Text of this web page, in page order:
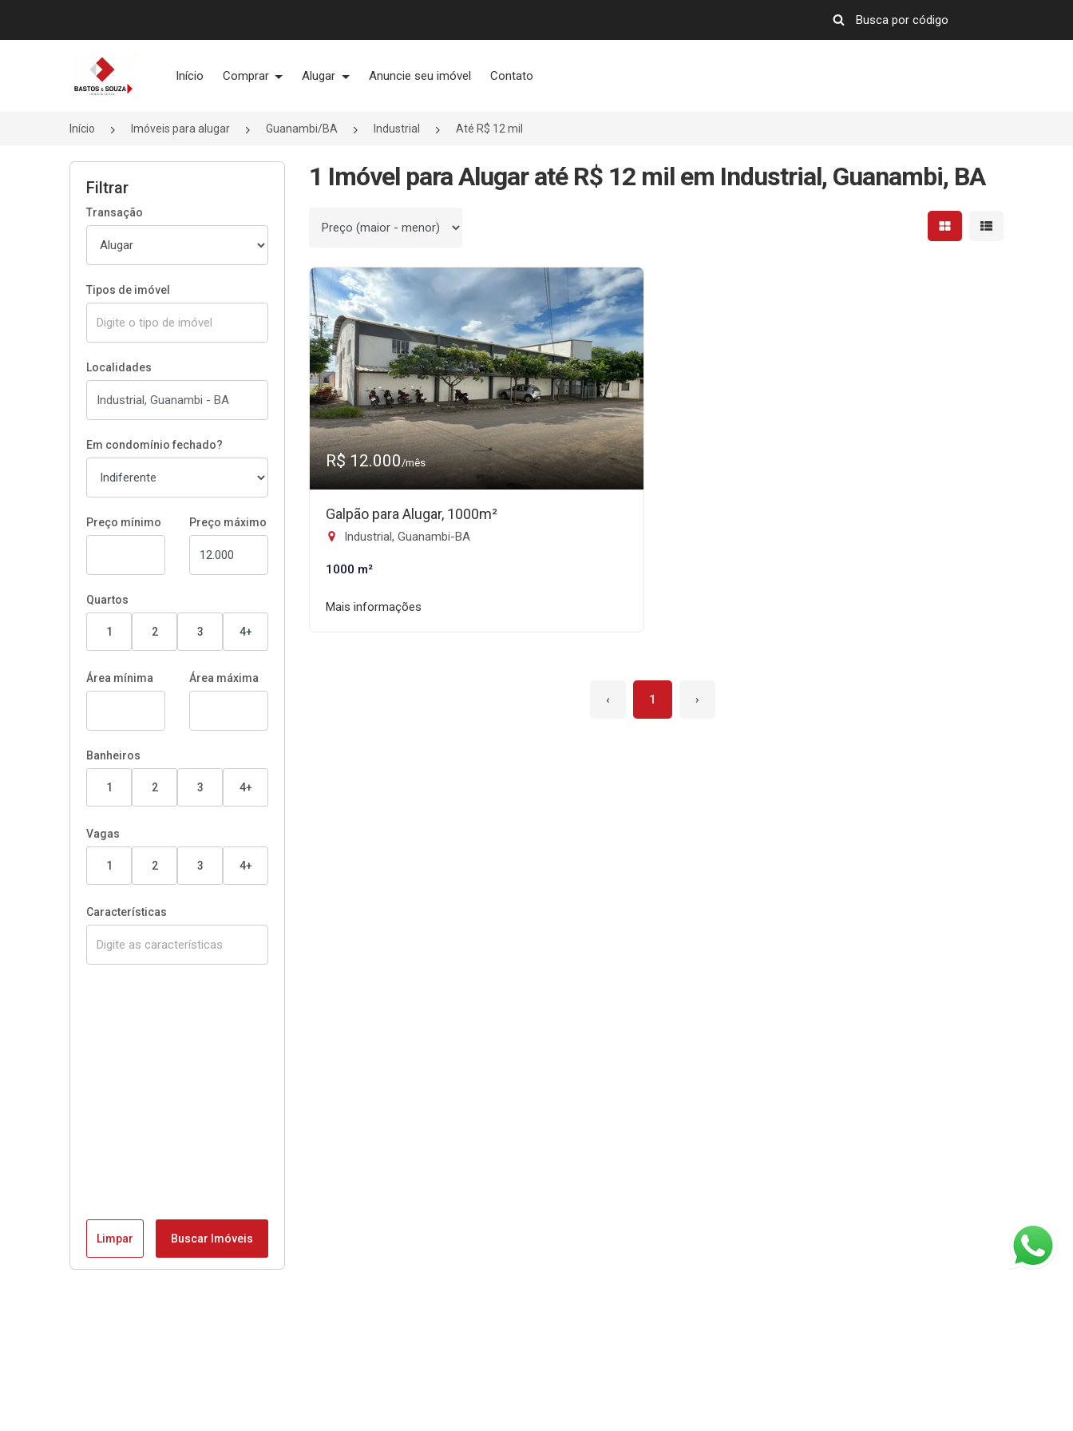
Página inicial
Início Comprar Alugar Anuncie seu imóvel Contato
Início Imóveis para alugar Guanambi/BA Industrial Até R$ 12 mil
Filtrar
Transação
Tipos de imóvel
Localidades
Em condomínio fechado?
Preço mínimo Preço máximo
Quartos
1 2 3 4+
Área mínima Área máxima
Banheiros
1 2 3 4+
Vagas
1 2 3 4+
Características
Limpar Buscar Imóveis
1 Imóvel para Alugar até R$ 12 mil em Industrial, Guanambi, BA
Ordenar por Mostrar resultados em
Mostrar
R$ 12.000/mês
Galpão para Alugar, 1000m²
Industrial, Guanambi-BA
1000 m²
Mais informações
‹ 1 ›